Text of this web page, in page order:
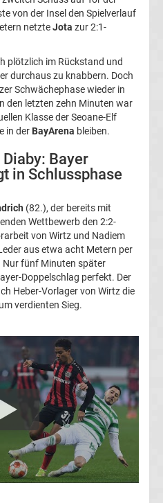
von der Insel den Spielverlauf
netzteJota zur 2:1-
plötzlich im Rückstand und
durchaus zu knabbern. Doch
Schwächephase wieder in
den letzten zehn Minuten war
Klasse der Seoane-Elf
in der BayArena bleiben.
Bayer
in Schlussphase
(82.), der bereits mit
Wettbewerb den 2:2-
von Wirtz und Nadiem
aus etwa acht Metern per
Nur fünf Minuten später
Doppelschlag perfekt. Der
Heber-Vorlager von Wirtz die
verdienten Sieg.